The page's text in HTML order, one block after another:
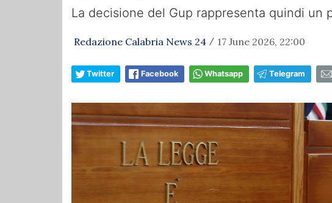
La decisione del Gup rappresenta quindi un
Redazione Calabria News 24 / 17 June 2026, 22:00
Twitter Facebook Whatsapp Telegram